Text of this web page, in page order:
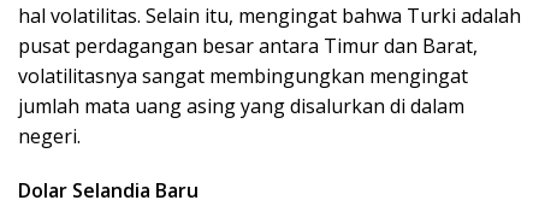
hal volatilitas. Selain itu, mengingat bahwa Turki adalah
pusat perdagangan besar antara Timur dan Barat,
volatilitasnya sangat membingungkan mengingat
jumlah mata uang asing yang disalurkan di dalam
negeri.
Dolar Selandia Baru